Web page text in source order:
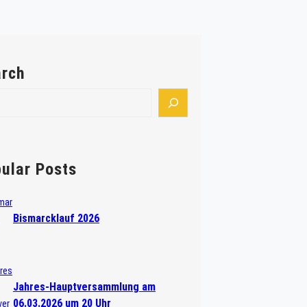
Posts
Bismarcklauf 2026
Jahres-Hauptversammlung am
06.03.2026 um 20 Uhr